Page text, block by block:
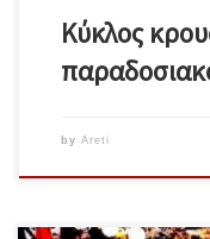
Κύκλος
by Areti